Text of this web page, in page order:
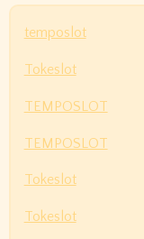
temposlot
Tokeslot
TEMPOSLOT
TEMPOSLOT
Tokeslot
Tokeslot